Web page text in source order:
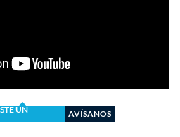
UN
AVÍSANOS